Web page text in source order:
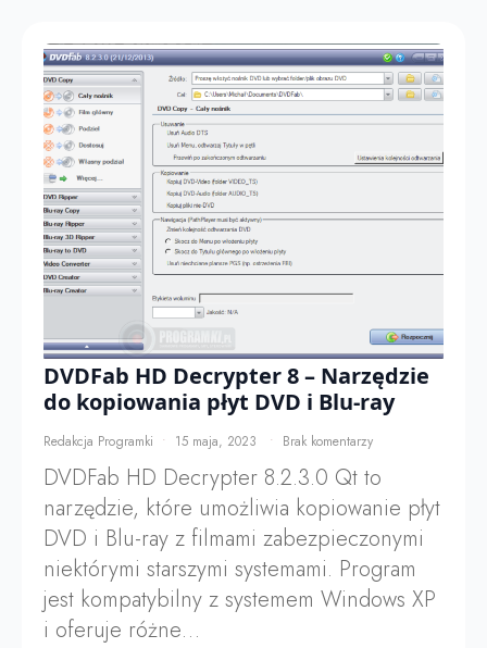
DVDFab HD Decrypter 8 – Narzędzie
do kopiowania płyt DVD i Blu-ray
Redakcja Programki 15 maja, 2023 Brak komentarzy
DVDFab HD Decrypter 8.2.3.0 Qt to
narzędzie, które umożliwia kopiowanie płyt
DVD i Blu-ray z filmami zabezpieczonymi
niektórymi starszymi systemami. Program
jest kompatybilny z systemem Windows XP
i oferuje różne…